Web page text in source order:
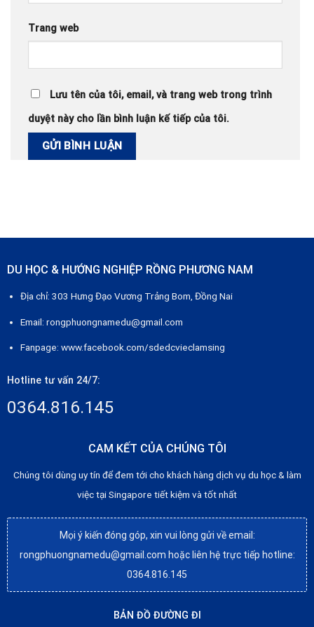
Trang web
Lưu tên của tôi, email, và trang web trong trình
duyệt này cho lần bình luận kế tiếp của tôi.
DU HỌC & HƯỚNG NGHIỆP RỒNG PHƯƠNG NAM
Địa chỉ: 303 Hưng Đạo Vương Trảng Bom, Đồng Nai
Email: rongphuongnamedu@gmail.com
Fanpage: www.facebook.com/sdedcvieclamsing
Hotline tư vấn 24/7:
0364.816.145
CAM KẾT CỦA CHÚNG TÔI
Chúng tôi dùng uy tín để đem tới cho khách hàng dịch vụ du học & làm
việc tại Singapore tiết kiệm và tốt nhất
Mọi ý kiến đóng góp, xin vui lòng gửi về email:
rongphuongnamedu@gmail.com hoặc liên hệ trực tiếp hotline:
0364.816.145
BẢN ĐỒ ĐƯỜNG ĐI